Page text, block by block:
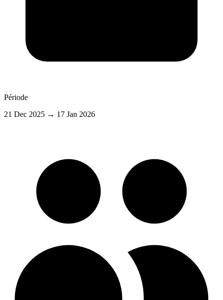
Période
21 Dec 2025 → 17 Jan 2026